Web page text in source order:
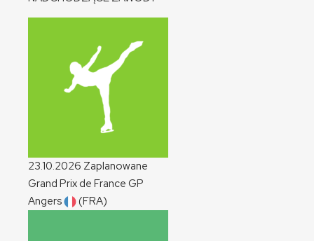
23.10.2026 Zaplanowane
Grand Prix de France GP
Angers
(FRA)